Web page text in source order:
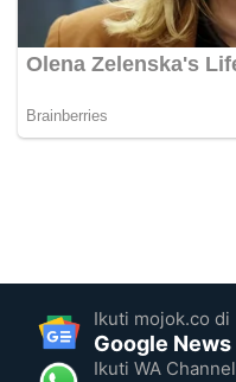
Ikuti mojok.co di
Google News
Ikuti WA Channel